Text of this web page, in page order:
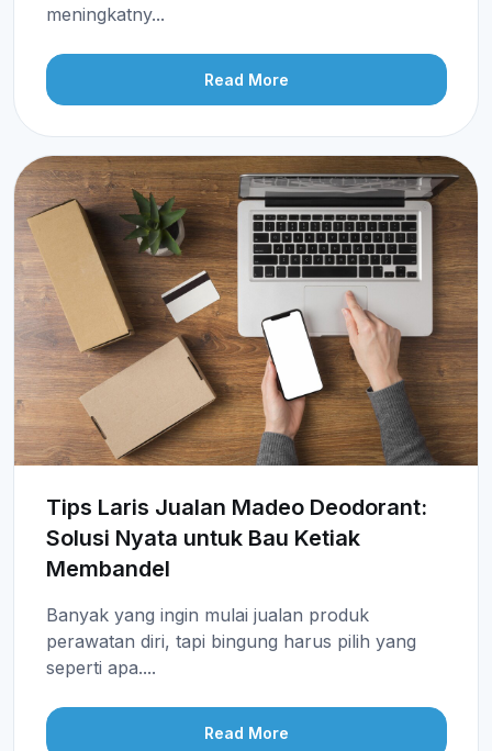
meningkatny...
Read More
Tips Laris Jualan Madeo Deodorant:
Solusi Nyata untuk Bau Ketiak
Membandel
Banyak yang ingin mulai jualan produk
perawatan diri, tapi bingung harus pilih yang
seperti apa....
Read More